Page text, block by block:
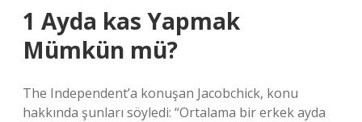
1 Ayda kas Yapmak
Mümkün mü?
The Independent’a konuşan Jacobchick, konu
hakkında şunları söyledi: “Ortalama bir erkek ayda